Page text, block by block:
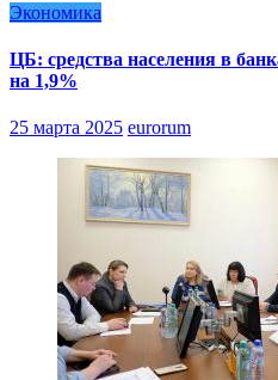
Экономика
ЦБ: средства населения в
на 1,9%
25 марта 2025 eurorum